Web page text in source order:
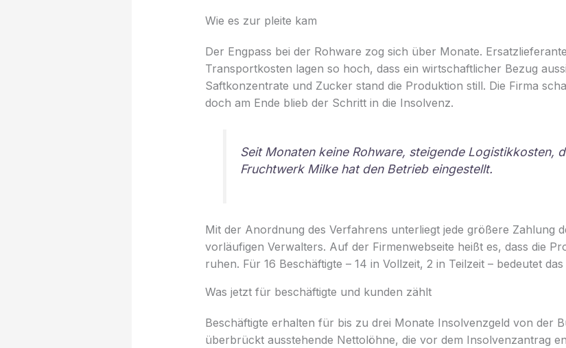
Wie es zur pleite kam
Der Engpass bei der Rohware zog sich über Monate.
Transportkosten lagen so hoch, dass ein wirtschaftlicher Bezug
Saftkonzentrate und Zucker stand die Produktion still. Die Firma
doch am Ende blieb der Schritt in die Insolvenz.
Seit Monaten keine Rohware, steigende Logistikkosten,
Fruchtwerk Milke hat den Betrieb eingestellt.
Mit der Anordnung des Verfahrens unterliegt jede größere Zahlung
vorläufigen Verwalters. Auf der Firmenwebseite heißt es, dass die
ruhen. Für 16 Beschäftigte – 14 in Vollzeit, 2 in Teilzeit – bedeutet
Was jetzt für beschäftigte und kunden zählt
Beschäftigte erhalten für bis zu drei Monate Insolvenzgeld von der
überbrückt ausstehende Nettolöhne, die vor dem Insolvenzantrag